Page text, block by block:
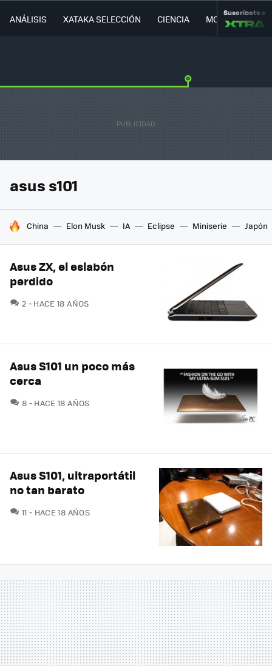
ANÁLISIS XATAKA SELECCIÓN CIENCIA MOVILIDAD
Suscríbete a
asus s101
HOY SE HABLA DE
China Elon Musk IA Eclipse Miniserie Japón
Asus ZX, el eslabón
perdido
2 COMENTARIOS
HACE 18 AÑOS
Asus S101 un poco más
cerca
8 COMENTARIOS
HACE 18 AÑOS
Asus S101, ultraportátil
no tan barato
11 COMENTARIOS
HACE 18 AÑOS